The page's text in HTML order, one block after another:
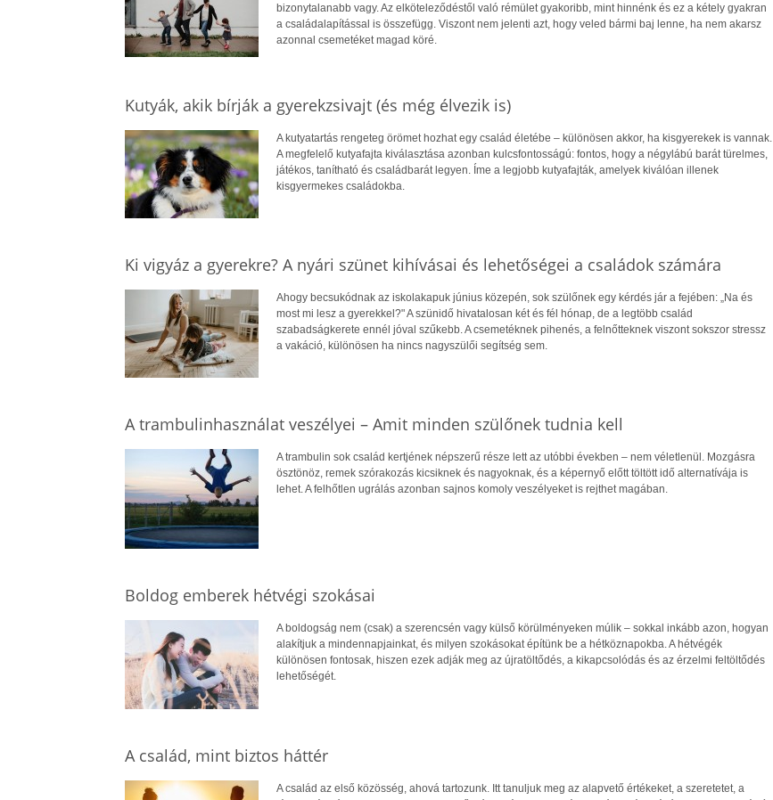
bizonytalanabb vagy. Az elköteleződéstől való rémület gyakoribb, mint hinnénk és ez a kétely gyakran
a családalapítással is összefügg. Viszont nem jelenti azt, hogy veled bármi baj lenne, ha nem akarsz
azonnal csemetéket magad köré.
Kutyák, akik bírják a gyerekzsivajt (és még élvezik is)
A kutyatartás rengeteg örömet hozhat egy család életébe – különösen akkor, ha kisgyerekek is vannak.
A megfelelő kutyafajta kiválasztása azonban kulcsfontosságú: fontos, hogy a négylábú barát türelmes,
játékos, tanítható és családbarát legyen. Íme a legjobb kutyafajták, amelyek kiválóan illenek
kisgyermekes családokba.
Ki vigyáz a gyerekre? A nyári szünet kihívásai és lehetőségei a családok számára
Ahogy becsukódnak az iskolakapuk június közepén, sok szülőnek egy kérdés jár a fejében: „Na és
most mi lesz a gyerekkel?" A szünidő hivatalosan két és fél hónap, de a legtöbb család
szabadságkerete ennél jóval szűkebb. A csemetéknek pihenés, a felnőtteknek viszont sokszor stressz
a vakáció, különösen ha nincs nagyszülői segítség sem.
A trambulinhasználat veszélyei – Amit minden szülőnek tudnia kell
A trambulin sok család kertjének népszerű része lett az utóbbi években – nem véletlenül. Mozgásra
ösztönöz, remek szórakozás kicsiknek és nagyoknak, és a képernyő előtt töltött idő alternatívája is
lehet. A felhőtlen ugrálás azonban sajnos komoly veszélyeket is rejthet magában.
Boldog emberek hétvégi szokásai
A boldogság nem (csak) a szerencsén vagy külső körülményeken múlik – sokkal inkább azon, hogyan
alakítjuk a mindennapjainkat, és milyen szokásokat építünk be a hétköznapokba. A hétvégék
különösen fontosak, hiszen ezek adják meg az újratöltődés, a kikapcsolódás és az érzelmi feltöltődés
lehetőségét.
A család, mint biztos háttér
A család az első közösség, ahová tartozunk. Itt tanuljuk meg az alapvető értékeket, a szeretetet, a